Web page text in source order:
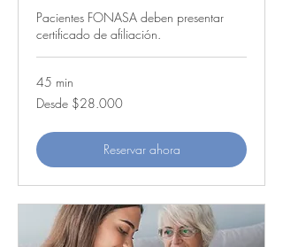
Pacientes FONASA deben presentar
certificado de afiliación.
45 min
Desde
28.000
Desde $28.000
Reservar ahora